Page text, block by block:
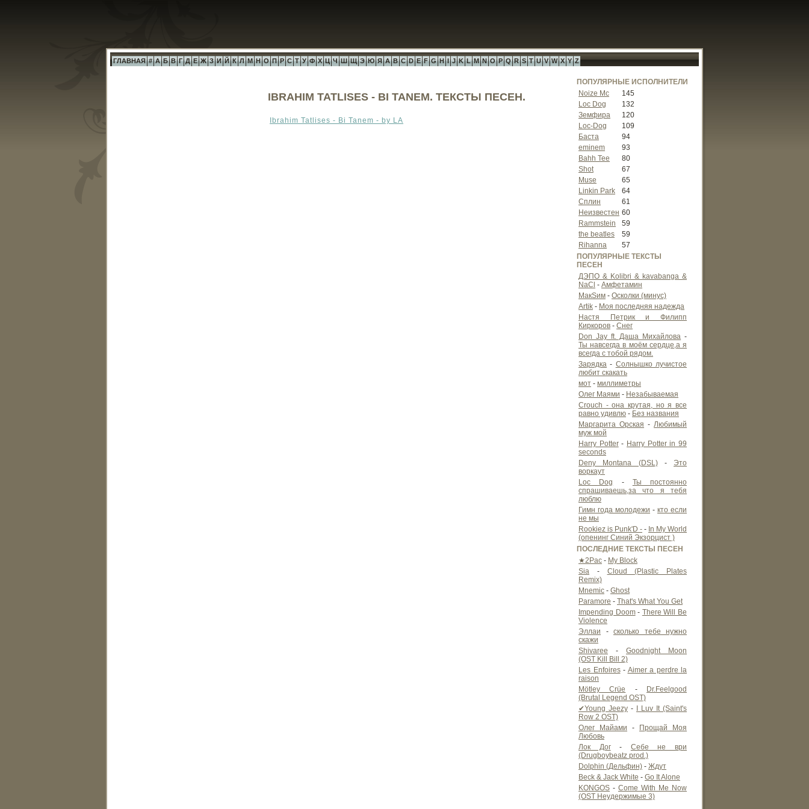
ГЛАВНАЯ # А Б В Г Д Е Ж З И Й К Л М Н О П Р С Т У Ф Х Ц Ч Ш Щ Э Ю Я A B C D E F G H I J K L M N O P Q R S T U V W X Y Z
IBRAHIM TATLISES - BI TANEM. ТЕКСТЫ ПЕСЕН.
Ibrahim Tatlises - Bi Tanem - by LA
ПОПУЛЯРНЫЕ ИСПОЛНИТЕЛИ
Noize Mc
145
Loc Dog
132
Земфира
120
Loc-Dog
109
Баста
94
eminem
93
Bahh Tee
80
Shot
67
Muse
65
Linkin Park
64
Сплин
61
Неизвестен 60
Rammstein
59
the beatles
59
Rihanna
57
ПОПУЛЯРНЫЕ ТЕКСТЫ
ПЕСЕН
ДЭПО & Kolibri & kavabanga &
NaCl - Амфетамин
МакSим - Осколки (минус)
Artik - Моя последняя надежда
Настя Петрик и Филипп
Киркоров - Снег
Don Jay ft. Даша Михайлова -
Ты навсегда в моём сердце,а я
всегда с тобой рядом.
Зарядка - Солнышко лучистое
любит скакать
мот - миллиметры
Олег Маями - Незабываемая
Crouch - она крутая, но я все
равно удивлю - Без названия
Маргарита Орская - Любимый
муж мой
Harry Potter- Harry Potter in 99
seconds
Deny Montana (DSL)- Это
воркаут
Loc Dog - Ты постоянно
спрашиваешь,за что я тебя
люблю
Гимн года молодежи - кто если
не мы
Rookiez is Punk'D - - In My World
(опенинг Синий Экзорцист )
ПОСЛЕДНИЕ ТЕКСТЫ ПЕСЕН
★2Pac - My Block
Sia - Cloud (Plastic Plates
Remix)
Mnemic - Ghost
Paramore - That's What You Get
Impending Doom- There Will Be
Violence
Эллаи - сколько тебе нужно
скажи
Shivaree - Goodnight Moon
(OST Kill Bill 2)
Les Enfoires- Aimer a perdre la
raison
Mötley Crüe -
Dr.Feelgood
(Brutal Legend OST)
✔Young Jeezy -
I Luv It (Saint's
Row 2 OST)
Олег Майами -
Прощай Моя
Любовь
Лок Дог- Себе не ври
(Drugboybeatz prod.)
Dolphin (Дельфин) - Ждут
Beck & Jack White - Go It Alone
KONGOS - Come With Me Now
(OST Неудержимые 3)